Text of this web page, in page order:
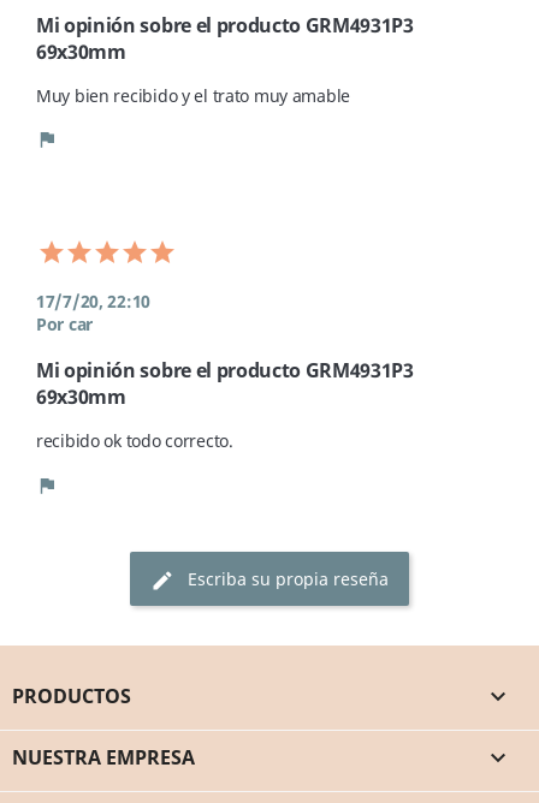
Mi opinión sobre el producto GRM4931P3
69x30mm
Muy bien recibido y el trato muy amable
flag
17/7/20, 22:10
Por car
Mi opinión sobre el producto GRM4931P3
69x30mm
recibido ok todo correcto.
flag
edit Escriba su propia reseña
PRODUCTOS 
NUESTRA EMPRESA 